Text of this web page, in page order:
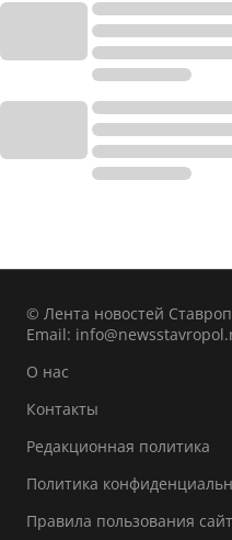
© Лента новостей
Email:
О нас
Контакты
Редакционная политика
Политика
Правила пользования